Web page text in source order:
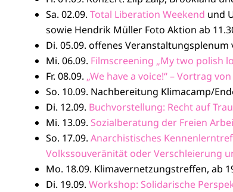
Sa. 02.09. Total Liberation Weekend und
sowie Hendrik Müller Foto Aktion ab
Di. 05.09. offenes Veranstaltungsplenum
Mi. 06.09. Filmscreening „My two polish
Fr. 08.09. „We have a voice!“ – Vortrag
So. 10.09. Nachbereitung Klimacamp/
Di. 12.09. Buchvorstellung: Recht auf
Mi. 13.09. Sozialberatung der Freien
So. 17.09. Anarchistisches
Volkssouveränität oder Verschleierung
Mo. 18.09. Klimavernetzungstreffen, ab
Di. 19.09. Workshop: Solidarische